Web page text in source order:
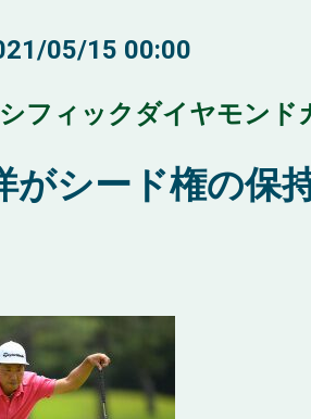
05/15 00:00
フィックダイヤモンド
がシード権の保